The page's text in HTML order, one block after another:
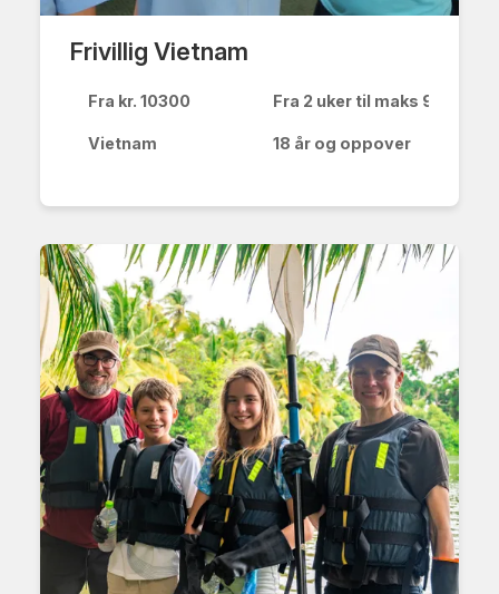
Frivillig Vietnam
Fra kr. 10300 Fra 2 uker til maks 90 dager
Vietnam 18 år og oppover